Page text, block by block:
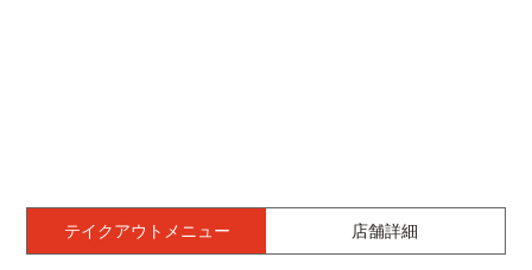
テイクアウトメニュー 店舗詳細